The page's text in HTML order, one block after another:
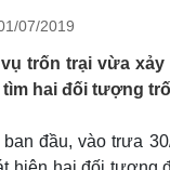
Quân sự
Vũ khí
Phân
07/2019
vụ trốn trại vừa
hai đối tượng
đầu, vào trưa